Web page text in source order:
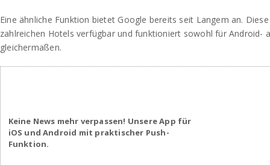
Eine ähnliche Funktion bietet Google bereits seit Langem an.
zahlreichen Hotels verfügbar und funktioniert sowohl für Android-
gleichermaßen.
Keine News mehr verpassen! Unsere App für
iOS und Android mit praktischer Push-
Funktion.